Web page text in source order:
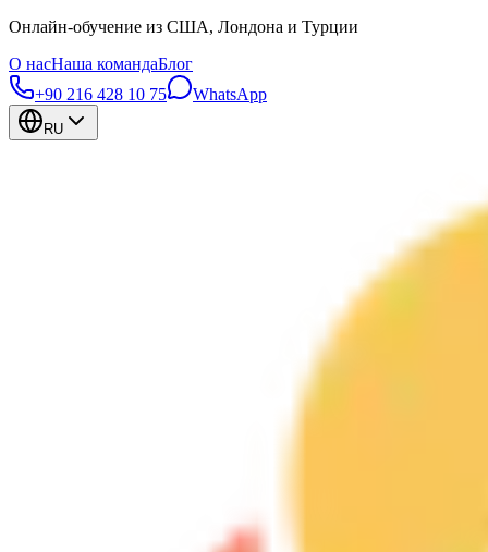
Онлайн-обучение из США, Лондона и Турции
О насНаша командаБлог
+90 216 428 10 75
WhatsApp
RU